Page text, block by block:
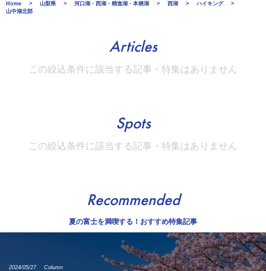
Home 山梨県 河口湖・西湖・精進湖・本栖湖 西湖
ハイキング
山中湖北部
Articles
この絞込条件に該当する記事・特集はありません
Spots
この絞込条件に該当する記事・特集はありません
Recommended
夏の富士を満喫する！おすすめ特集記事
2024/05/27 Column